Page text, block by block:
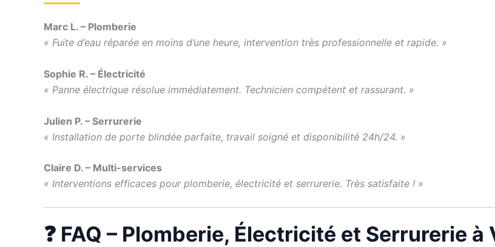
Marc L. – Plomberie
« Fuite d’eau réparée en moins d’une heure, intervention très professionnelle et rapide. »
Sophie R. – Électricité
« Panne électrique résolue immédiatement. Technicien compétent et rassurant. »
Julien P. – Serrurerie
« Installation de porte blindée parfaite, travail soigné et disponibilité 24h/24. »
Claire D. – Multi-services
« Interventions efficaces pour plomberie, électricité et serrurerie. Très satisfaite ! »
❓ FAQ – Plomberie, Électricité et Serrurerie